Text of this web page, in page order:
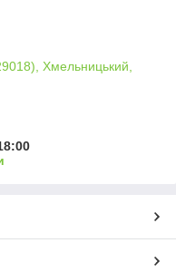
Хмельницький,